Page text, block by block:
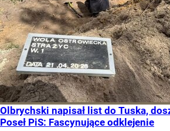
Olbrychski napisał list do Tuska,
Poseł PiS: Fascynujące odklejenie